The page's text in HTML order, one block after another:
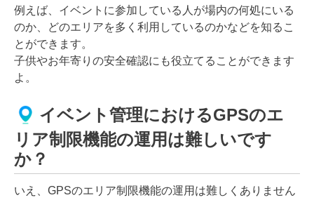
例えば、イベントに参加している人が場内の何処にいる
のか、どのエリアを多く利用しているのかなどを知るこ
とができます。
子供やお年寄りの安全確認にも役立てることができます
よ。
イベント管理におけるGPSのエ
リア制限機能の運用は難しいです
か？
いえ、GPSのエリア制限機能の運用は難しくありません